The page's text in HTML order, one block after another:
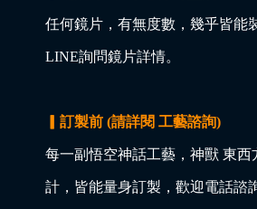
任何鏡片，有無度數，幾乎皆能
LINE詢問鏡片詳情。
▎訂製前 (請詳閱 工藝諮詢)
每一副悟空神話工藝，神獸 東西
計，皆能量身訂製，歡迎電話諮